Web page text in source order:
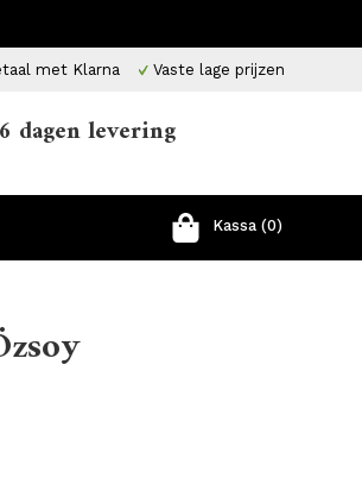
met Klarna Vaste lage prijzen
dagen levering
Kassa (0)